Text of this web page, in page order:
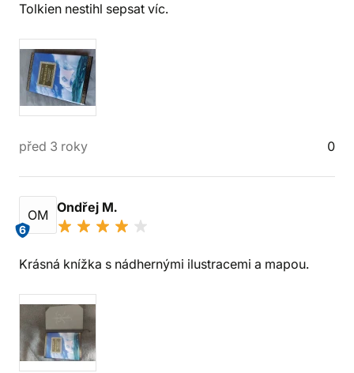
Tolkien nestihl sepsat víc.
před 3 roky 0
OM
6
Ondřej M.
Krásná knížka s nádhernými ilustracemi a mapou.